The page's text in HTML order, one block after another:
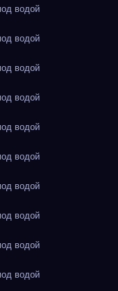
водой
водой
водой
водой
водой
водой
водой
водой
водой
водой